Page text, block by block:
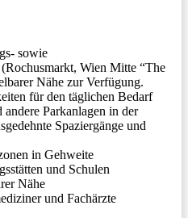
sowie
Wien Mitte “The
Nähe zur Verfügung.
für den täglichen Bedarf
Parkanlagen in der
Spaziergänge und
in Gehweite
und Schulen
Nähe
und Fachärzte